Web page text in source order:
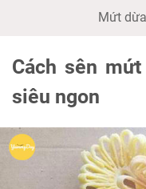
Mứt
Cách sên
siêu ngon